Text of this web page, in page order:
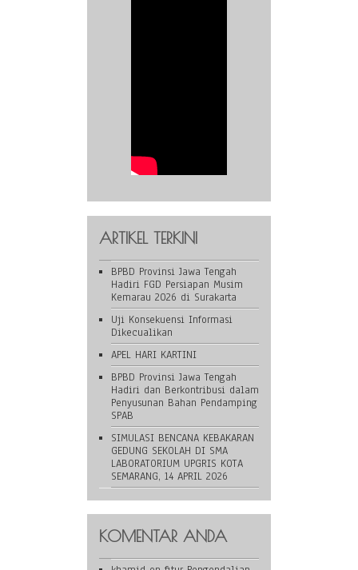
ARTIKEL TERKINI
BPBD Provinsi Jawa Tengah
Hadiri FGD Persiapan Musim
Kemarau 2026 di Surakarta
Uji Konsekuensi Informasi
Dikecualikan
APEL HARI KARTINI
BPBD Provinsi Jawa Tengah
Hadiri dan Berkontribusi dalam
Penyusunan Bahan Pendamping
SPAB
SIMULASI BENCANA KEBAKARAN
GEDUNG SEKOLAH DI SMA
LABORATORIUM UPGRIS KOTA
SEMARANG, 14 APRIL 2026
KOMENTAR ANDA